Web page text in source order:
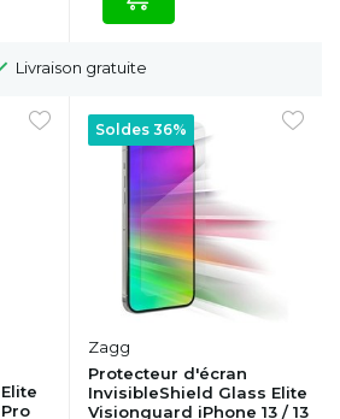
Livraison gratuite
Soldes 36%
Zagg
Protecteur d'écran
InvisibleShield Glass Elite
Visionguard iPhone 13 / 13